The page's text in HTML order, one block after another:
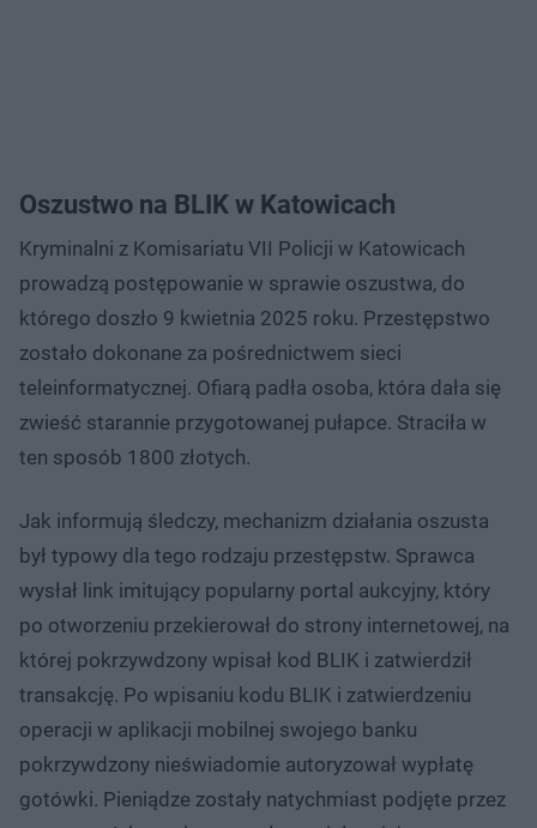
Oszustwo na BLIK w Katowicach
Kryminalni z Komisariatu VII Policji w Katowicach
prowadzą postępowanie w sprawie oszustwa, do
którego doszło 9 kwietnia 2025 roku. Przestępstwo
zostało dokonane za pośrednictwem sieci
teleinformatycznej. Ofiarą padła osoba, która dała się
zwieść starannie przygotowanej pułapce. Straciła w
ten sposób 1800 złotych.
Jak informują śledczy, mechanizm działania oszusta
był typowy dla tego rodzaju przestępstw. Sprawca
wysłał link imitujący popularny portal aukcyjny, który
po otworzeniu przekierował do strony internetowej, na
której pokrzywdzony wpisał kod BLIK i zatwierdził
transakcję. Po wpisaniu kodu BLIK i zatwierdzeniu
operacji w aplikacji mobilnej swojego banku
pokrzywdzony nieświadomie autoryzował wypłatę
gotówki. Pieniądze zostały natychmiast podjęte przez